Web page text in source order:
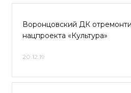
Воронцовский ДК
нацпроекта «Культура»
20.12.19